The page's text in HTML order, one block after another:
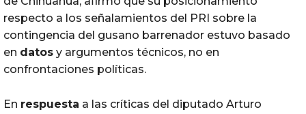
respecto a los señalamientos del PRI sobre la
contingencia del gusano barrenador estuvo basado
en datos y argumentos técnicos, no en
confrontaciones políticas.
En respuesta a las críticas del diputado Arturo